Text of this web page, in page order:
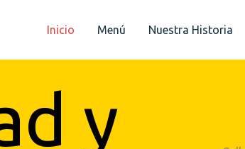
Inicio Menú Nuestra Historia
y